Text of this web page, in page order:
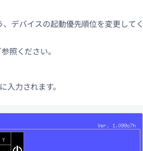
デバイスの起動優先順位を変更してく
照ください。
力されます。